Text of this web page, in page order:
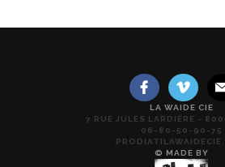
LA WAIDE CIE
7 RUE JULES LARDIÈRE -
06-80-50-90-75
© MADE BY